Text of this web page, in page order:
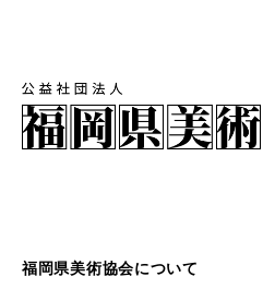
福岡県美術協会について